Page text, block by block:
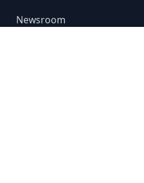
Newsroom